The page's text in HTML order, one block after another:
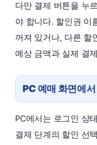
다만 결제 버튼을 누
야 합니다. 할인권 이
꺼져 있거나, 다른 할
예상 금액과 실제 결
PC 예매 화면에
PC에서는 로그인 상
결제 단계의 할인 선